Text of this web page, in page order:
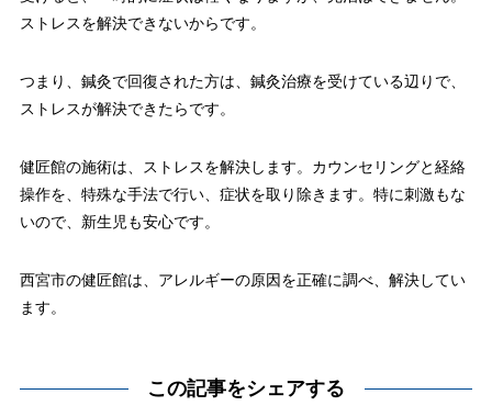
ストレスを解決できないからです。
つまり、鍼灸で回復された方は、鍼灸治療を受けている辺りで、
ストレスが解決できたらです。
健匠館の施術は、ストレスを解決します。カウンセリングと経絡
操作を、特殊な手法で行い、症状を取り除きます。特に刺激もな
いので、新生児も安心です。
西宮市の健匠館は、アレルギーの原因を正確に調べ、解決してい
ます。
この記事をシェアする